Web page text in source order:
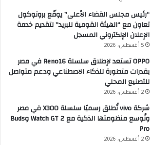
“رئيس مجلس القضاء الأعلى” يوقّع بروتوكول
تعاون مع “الهيئة القومية للبريد” لتقديم خدمة
الإعلان الإلكتروني المسجل
5 أغسطس، 2026
OPPO تستعد لإطلاق سلسلة Reno16 في مصر
بقدرات متطورة للذكاء الاصطناعي ودعم متواصل
للتصنيع المحلي
2 أغسطس، 2026
شركة vivo تُطلق رسميًا سلسلة X300 في مصر
وتُوسع منظومتها الذكية مع Watch GT 2 وBuds
Pro
2 أغسطس، 2026